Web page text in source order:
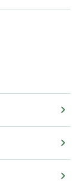
chevron_right
chevron_right
chevron_right